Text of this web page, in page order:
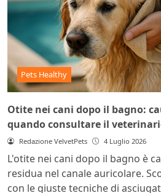
Pets Healthy
Otite nei cani dopo il bagno:
quando consultare il
Redazione VelvetPets 4 Luglio 2026
L'otite nei cani dopo il bagno è
residua nel canale auricolare.
con le giuste tecniche di